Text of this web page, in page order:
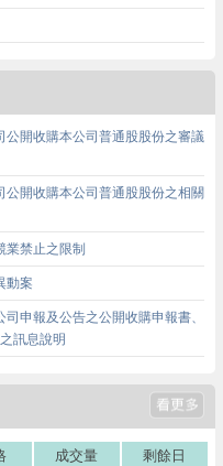
開收購本公司普通股股份之審議
開收購本公司普通股股份之相關
業禁止之限制
動案
申報及公告之公開收購申報書、
訊息說明
成交量 剩餘日